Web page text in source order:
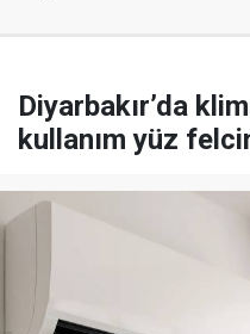
Diyarbakır’da
kullanım yüz